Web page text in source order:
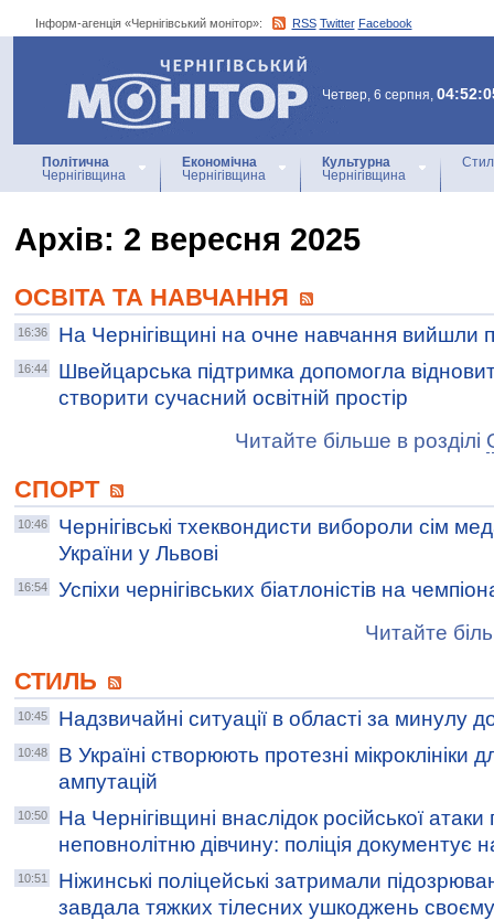
Інформ-агенція «Чернігівський монітор»: RSS Twitter Facebook
Інформ-агенція
«Чернігівський монітор»
Четвер, 6 серпня,
Політична
Чернігівщина
Економічна
Чернігівщина
Культурна
Чернігівщина
Архiв: 2 вересня 2025
ОСВІТА ТА НАВЧАННЯ
16:36 На Чернігівщині на очне навчання вийшли
16:44
Швейцарська підтримка допомогла
створити сучасний освітній простір
Читайте більше в розділі
СПОРТ
10:46
Чернігівські тхеквондисти вибороли сім
України у Львові
16:54
Успіхи чернігівських біатлоністів на
Читайте
СТИЛЬ
10:45 Надзвичайні ситуації в області за минулу
10:48
В Україні створюють протезні мікроклініки
ампутацій
10:50
На Чернігівщині внаслідок російської
неповнолітню дівчину: поліція документує
10:51
Ніжинські поліцейські затримали
завдала тяжких тілесних ушкоджень